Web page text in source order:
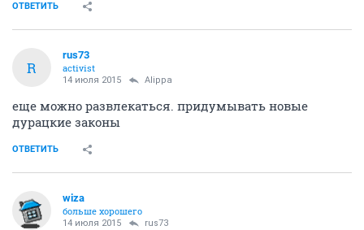
ОТВЕТИТЬ
R
rus73
activist
14 июля 2015 Alippa
еще можно развлекаться. придумывать новые
дурацкие законы
ОТВЕТИТЬ
wiza
больше хорошего
14 июля 2015 rus73